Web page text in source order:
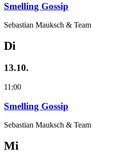
Smelling Gossip
Sebastian Mauksch & Team
Di
13.10.
11:00
Smelling Gossip
Sebastian Mauksch & Team
Mi